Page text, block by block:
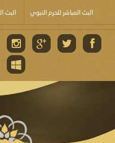
البث المباشر للحرم النبوي البث